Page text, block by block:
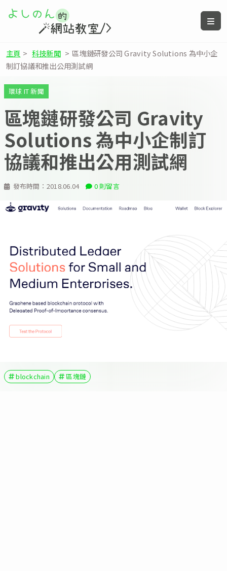
主頁 > 科技新聞 > 區塊鏈研發公司 Gravity Solutions 為中小企
制訂協議和推出公用測試網
發布時間： 2018.06.04 0 則留言
環球 IT 新聞
區塊鏈研發公司 Gravity
Solutions 為中小企制訂
協議和推出公用測試網
blockchain 區塊鏈